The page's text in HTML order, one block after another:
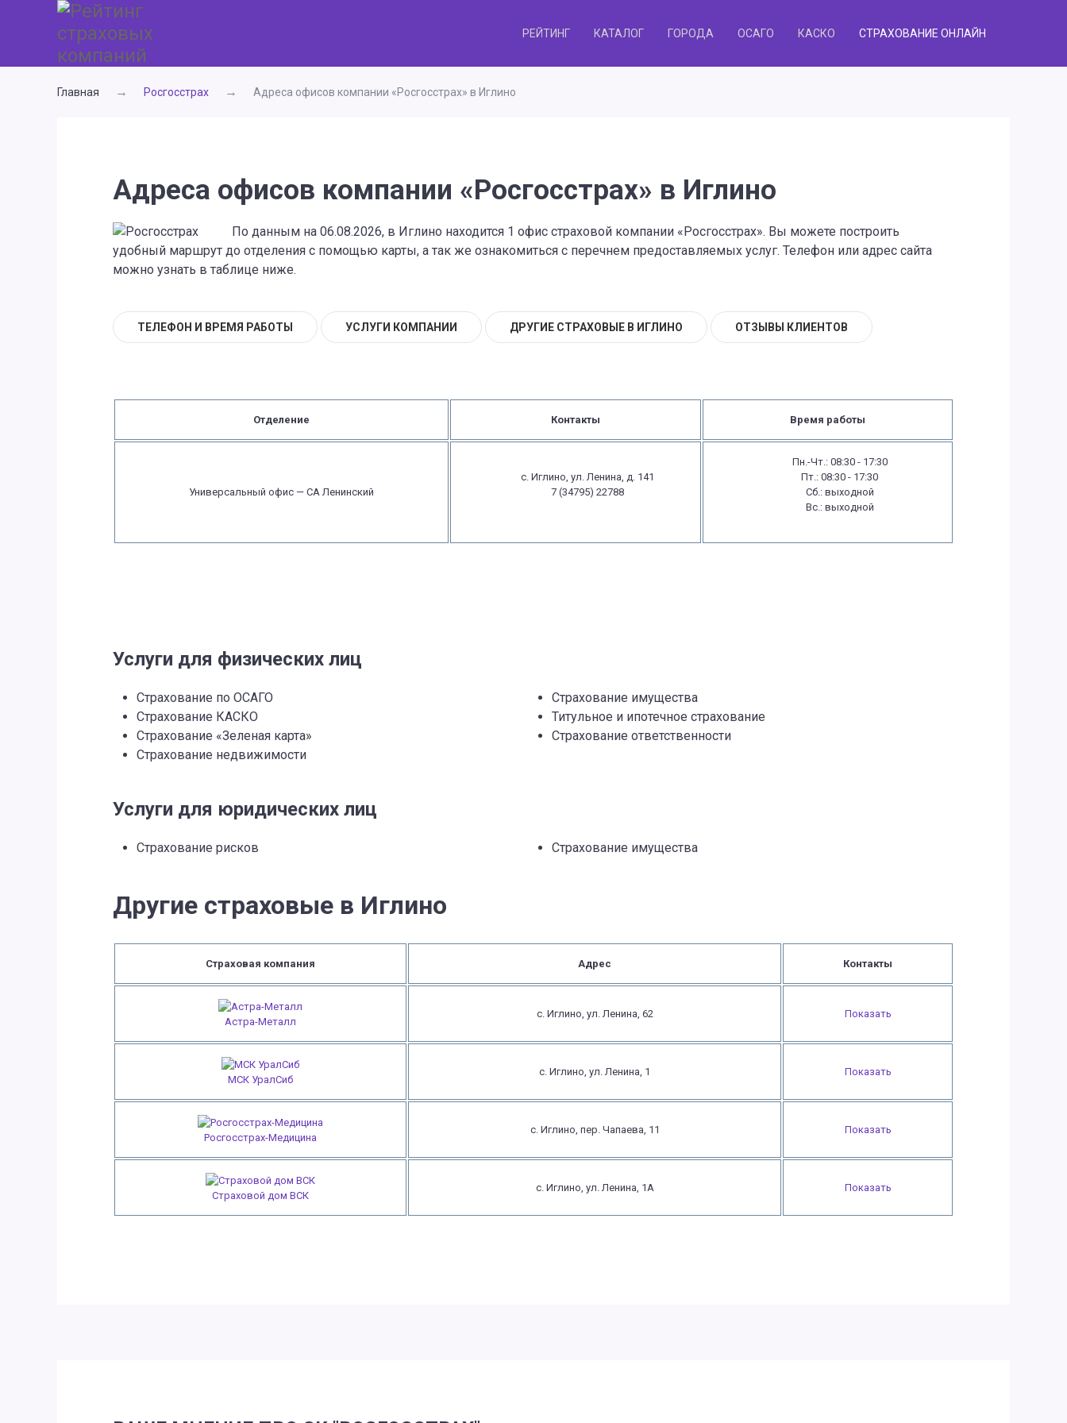
РЕЙТИНГ КАТАЛОГ ГОРОДА ОСАГО КАСКО СТРАХОВАНИЕ ОНЛАЙН
Главная Росгосстрах Адреса офисов компании «Росгосстрах» в Иглино
Адреса офисов компании «Росгосстрах» в Иглино
По данным на 06.08.2026, в Иглино находится 1 офис страховой компании «Росгосстрах». Вы можете построить
удобный маршрут до отделения с помощью карты, а так же ознакомиться с перечнем предоставляемых услуг. Телефон или адрес сайта
можно узнать в таблице ниже.
ТЕЛЕФОН И ВРЕМЯ РАБОТЫ УСЛУГИ КОМПАНИИ ДРУГИЕ СТРАХОВЫЕ В ИГЛИНО ОТЗЫВЫ КЛИЕНТОВ
Отделение Контакты Время работы
Универсальный офис — СА Ленинский
с. Иглино, ул. Ленина, д. 141
7 (34795) 22788
Пн.-Чт.: 08:30 - 17:30
Пт.: 08:30 - 17:30
Сб.: выходной
Вс.: выходной
Услуги для физических лиц
Страхование по ОСАГО
Страхование КАСКО
Страхование «Зеленая карта»
Страхование недвижимости
Страхование имущества
Титульное и ипотечное страхование
Страхование ответственности
Услуги для юридических лиц
Страхование рисков Страхование имущества
Другие страховые в Иглино
Страховая компания Адрес Контакты
Астра-Металл
с. Иглино, ул. Ленина, 62 Показать
МСК УралСиб
с. Иглино, ул. Ленина, 1 Показать
Росгосстрах-Медицина
с. Иглино, пер. Чапаева, 11 Показать
Страховой дом ВСК
с. Иглино, ул. Ленина, 1А Показать